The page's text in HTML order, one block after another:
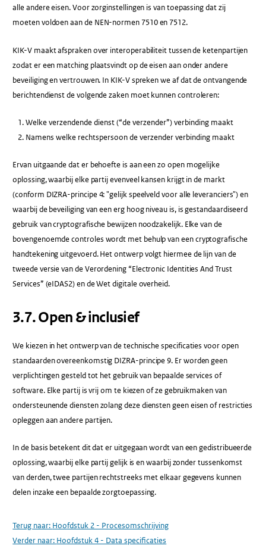
alle andere eisen. Voor zorginstellingen is van toepassing dat zij
moeten voldoen aan de NEN-normen 7510 en 7512.
KIK-V maakt afspraken over interoperabiliteit tussen de ketenpartijen
zodat er een matching plaatsvindt op de eisen aan onder andere
beveiliging en vertrouwen. In KIK-V spreken we af dat de ontvangende
berichtendienst de volgende zaken moet kunnen controleren:
Welke verzendende dienst (“de verzender”) verbinding maakt
Namens welke rechtspersoon de verzender verbinding maakt
Ervan uitgaande dat er behoefte is aan een zo open mogelijke
oplossing, waarbij elke partij evenveel kansen krijgt in de markt
(conform DIZRA-principe 4: "gelijk speelveld voor alle leveranciers") en
waarbij de beveiliging van een erg hoog niveau is, is gestandaardiseerd
gebruik van cryptografische bewijzen noodzakelijk. Elke van de
bovengenoemde controles wordt met behulp van een cryptografische
handtekening uitgevoerd. Het ontwerp volgt hiermee de lijn van de
tweede versie van de Verordening “Electronic Identities And Trust
Services” (eIDAS2) en de Wet digitale overheid.
​3.7.​ Open & inclusief
We kiezen in het ontwerp van de technische specificaties voor open
standaarden overeenkomstig DIZRA-principe 9. Er worden geen
verplichtingen gesteld tot het gebruik van bepaalde services of
software. Elke partij is vrij om te kiezen of ze gebruikmaken van
ondersteunende diensten zolang deze diensten geen eisen of restricties
opleggen aan andere partijen.
In de basis betekent dit dat er uitgegaan wordt van een gedistribueerde
oplossing, waarbij elke partij gelijk is en waarbij zonder tussenkomst
van derden, twee partijen rechtstreeks met elkaar gegevens kunnen
delen inzake een bepaalde zorgtoepassing.
Terug naar: Hoofdstuk 2 - Procesomschrijving
Verder naar: Hoofdstuk 4 - Data specificaties